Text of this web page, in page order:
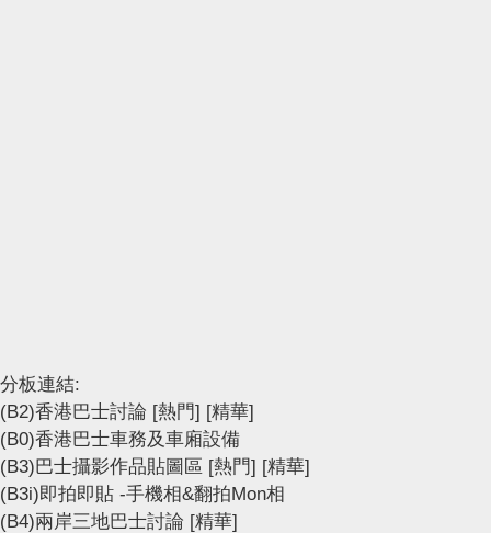
分板連結:
(B2)香港巴士討論 [熱門] [精華]
(B0)香港巴士車務及車廂設備
(B3)巴士攝影作品貼圖區 [熱門] [精華]
(B3i)即拍即貼 -手機相&翻拍Mon相
(B4)兩岸三地巴士討論 [精華]